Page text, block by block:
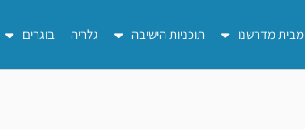
מבית מדרשנו תוכניות הישיבה גלריה בוגרים